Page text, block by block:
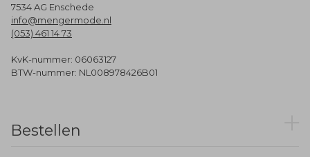
7534 AG Enschede
info@mengermode.nl
(053) 461 14 73
KvK-nummer: 06063127
BTW-nummer: NL008978426B01
Bestellen